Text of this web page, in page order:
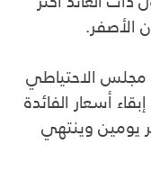
الأصفر.
مجلس الاحتياطي
أسعار الفائدة
يومين وينتهي